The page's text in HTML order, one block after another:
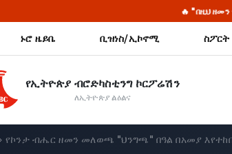
🔥 "በዚህ ዘመን የትጥቅ ትግል
ኑሮ ዜይቤ ቢዝነስ/ኢኮኖሚ ስፖርት
የኢትዮጵያ ብሮድካስቲንግ ኮርፖሬሽን
ለኢትዮጵያ ልዕልና
የኮንታ ብሔር ዘመን መለወጫ "ህንግጫ" በዓል በአመያ